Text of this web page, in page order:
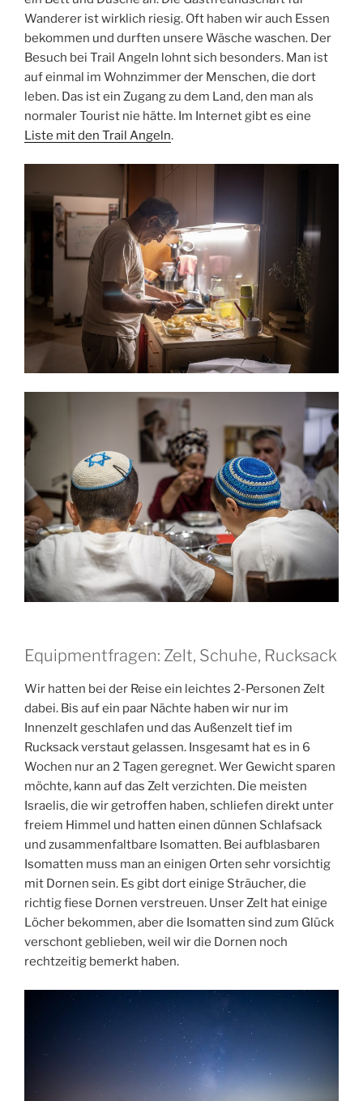
Wanderer ist wirklich riesig. Oft haben wir auch Essen
bekommen und durften unsere Wäsche waschen. Der
Besuch bei Trail Angeln lohnt sich besonders. Man ist
auf einmal im Wohnzimmer der Menschen, die dort
leben. Das ist ein Zugang zu dem Land, den man als
normaler Tourist nie hätte. Im Internet gibt es eine
Liste mit den Trail Angeln.
Equipmentfragen: Zelt, Schuhe, Rucksack
Wir hatten bei der Reise ein leichtes 2-Personen Zelt
dabei. Bis auf ein paar Nächte haben wir nur im
Innenzelt geschlafen und das Außenzelt tief im
Rucksack verstaut gelassen. Insgesamt hat es in 6
Wochen nur an 2 Tagen geregnet. Wer Gewicht sparen
möchte, kann auf das Zelt verzichten. Die meisten
Israelis, die wir getroffen haben, schliefen direkt unter
freiem Himmel und hatten einen dünnen Schlafsack
und zusammenfaltbare Isomatten. Bei aufblasbaren
Isomatten muss man an einigen Orten sehr vorsichtig
mit Dornen sein. Es gibt dort einige Sträucher, die
richtig fiese Dornen verstreuen. Unser Zelt hat einige
Löcher bekommen, aber die Isomatten sind zum Glück
verschont geblieben, weil wir die Dornen noch
rechtzeitig bemerkt haben.